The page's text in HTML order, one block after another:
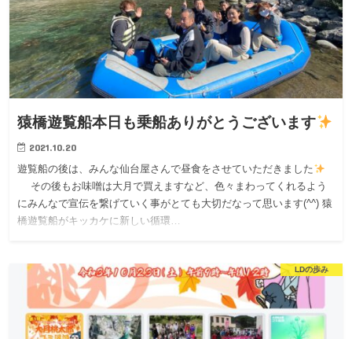
猿橋遊覧船本日も乗船ありがとうございます
2021.10.20
遊覧船の後は、みんな仙台屋さんで昼食をさせていただきました
その後もお味噌は大月で買えますなど、色々まわってくれるよう
にみんなで宣伝を繋げていく事がとても大切だなって思います(^^) 猿
橋遊覧船がキッカケに新しい循環…
LDの歩み